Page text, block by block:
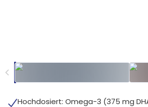
Hochdosiert: Omega-3 (375 mg